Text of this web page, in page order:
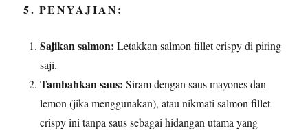
5. PENYAJIAN:
Sajikan salmon: Letakkan salmon fillet crispy di piring
saji.
Tambahkan saus: Siram dengan saus mayones dan
lemon (jika menggunakan), atau nikmati salmon fillet
crispy ini tanpa saus sebagai hidangan utama yang